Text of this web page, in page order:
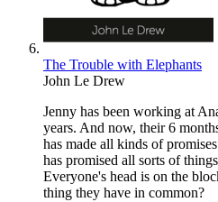
The Trouble with Elephants
John Le Drew
Jenny has been working at
years. And now, their 6
has made all kinds of
has promised all sorts of
Everyone's head is on the
thing they have in common?